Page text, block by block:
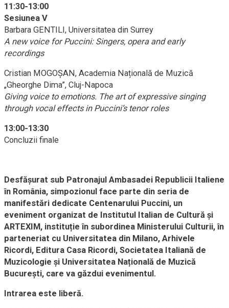
11:30-13:00
Sesiunea V
Barbara GENTILI, Universitatea din Surrey
A new voice for Puccini: Singers, opera and early
recordings
Cristian MOGOȘAN, Academia Națională de Muzică
„Gheorghe Dima”, Cluj-Napoca
Giving voice to emotions. The art of expressive singing
through vocal effects in Puccini’s tenor roles
13:00-13:30
Concluzii finale
Desfășurat sub Patronajul Ambasadei Republicii Italiene
în România, simpozionul face parte din seria de
manifestări dedicate Centenarului Puccini, un
eveniment organizat de Institutul Italian de Cultură și
ARTEXIM, instituție în subordinea Ministerului Culturii, în
parteneriat cu Universitatea din Milano, Arhivele
Ricordi, Editura Casa Ricordi, Societatea Italiană de
Muzicologie și Universitatea Națională de Muzică
București, care va găzdui evenimentul.
Intrarea este liberă.